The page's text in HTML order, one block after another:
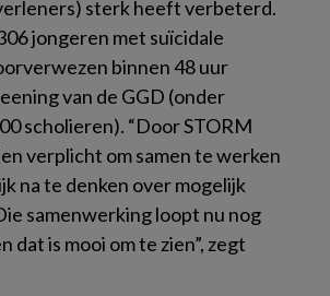
sterk heeft verbeterd.
jongeren met suïcidale
binnen 48 uur
van de GGD (onder
scholieren). “Door STORM
verplicht om samen te werken
na te denken over mogelijk
samenwerking loopt nu nog
dat is mooi om te zien”, zegt